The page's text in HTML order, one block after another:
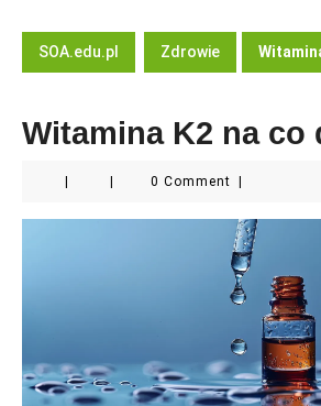
Button
SOA.edu.pl Zdrowie
Witamina K2 na co
0 Comment